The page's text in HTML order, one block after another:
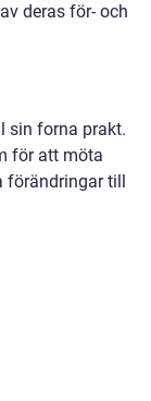
deras för- och
sin forna prakt.
för att möta
förändringar till